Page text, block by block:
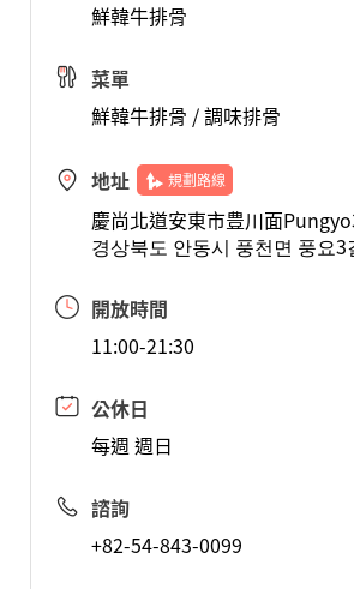
鮮韓牛排骨
菜單
鮮韓牛排骨 / 調味排骨
地址 規劃路線
慶尚北道安東市豊川面
경상북도 안동시 풍천면 풍요
開放時間
11:00-21:30
公休日
每週 週日
諮詢
+82-54-843-0099